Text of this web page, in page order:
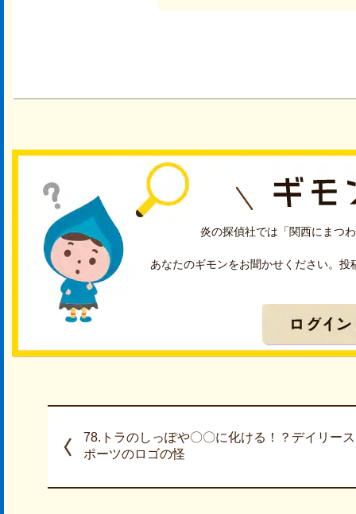
炎の探偵社では「関西にまつ
あなたのギモンをお聞かせください。
78.トラのしっぽや〇〇に化ける！？デイリース
ポーツのロゴの怪